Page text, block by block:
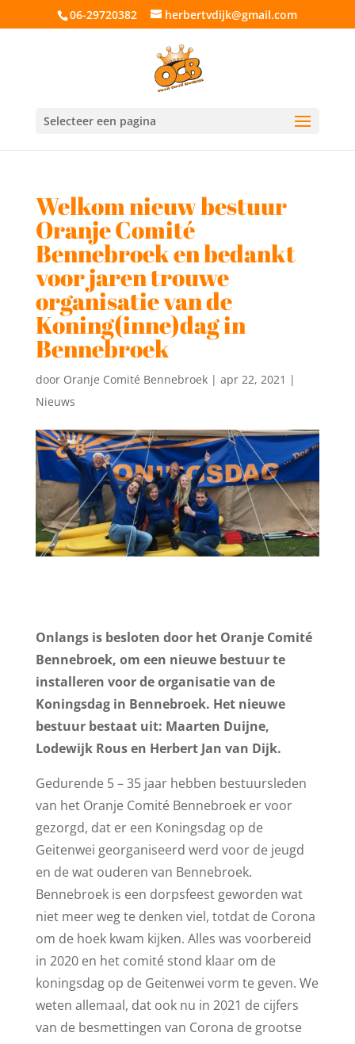
06-29720382 herbertvdijk@gmail.com
Selecteer een pagina
Welkom nieuw bestuur
Oranje Comité
Bennebroek en bedankt
voor jaren trouwe
organisatie van de
Koning(inne)dag in
Bennebroek
door Oranje Comité Bennebroek| apr 22, 2021 |
Nieuws
Onlangs is besloten door het Oranje Comité
Bennebroek, om een nieuwe bestuur te
installeren voor de organisatie van de
Koningsdag in Bennebroek. Het nieuwe
bestuur bestaat uit: Maarten Duijne,
Lodewijk Rous en Herbert Jan van Dijk.
Gedurende 5 – 35 jaar hebben bestuursleden
van het Oranje Comité Bennebroek er voor
gezorgd, dat er een Koningsdag op de
Geitenwei georganiseerd werd voor de jeugd
en de wat ouderen van Bennebroek.
Bennebroek is een dorpsfeest geworden wat
niet meer weg te denken viel, totdat de Corona
om de hoek kwam kijken. Alles was voorbereid
in 2020 en het comité stond klaar om de
koningsdag op de Geitenwei vorm te geven. We
weten allemaal, dat ook nu in 2021 de cijfers
van de besmettingen van Corona de grootse